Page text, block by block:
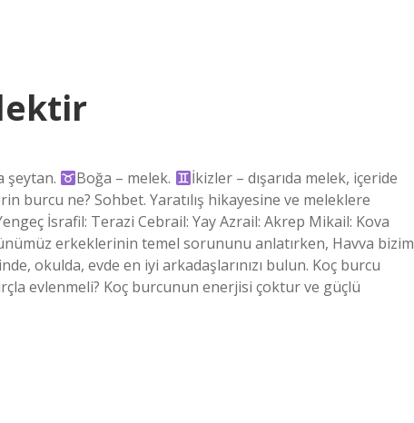
şeytan. Boğa – melek.
İkizler – dışarıda melek, içeride
burcu ne? Sohbet. Yaratılış hikayesine ve meleklere
İsrafil: Terazi Cebrail: Yay Azrail: Akrep Mikail: Kova
erkeklerinin temel sorununu anlatırken, Havva bizim
okulda, evde en iyi arkadaşlarınızı bulun. Koç burcu
evlenmeli? Koç burcunun enerjisi çoktur ve güçlü